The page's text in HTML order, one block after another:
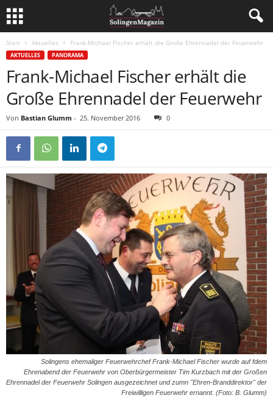
Start Aktuelles Frank-Michael Fischer erhält die Große Ehrennadel der Feuerwehr
AKTUELLES PANORAMA
Frank-Michael Fischer erhält die
Große Ehrennadel der Feuerwehr
Von Bastian Glumm - 25. November 2016 0
Solingens ehemaliger Feuerwehrchef Frank-Michael Fischer wurde auf fdem
Ehrenabend der Feuerwehr von Oberbürgermeister Tim Kurzbach mit der Großen
Ehrennadel der Feuerwehr Solingen ausgezeichnet und zumn "Ehren-Branddirektor" der
Freiwilligen Feuerwehr ernannt. (Foto: B. Glumm)